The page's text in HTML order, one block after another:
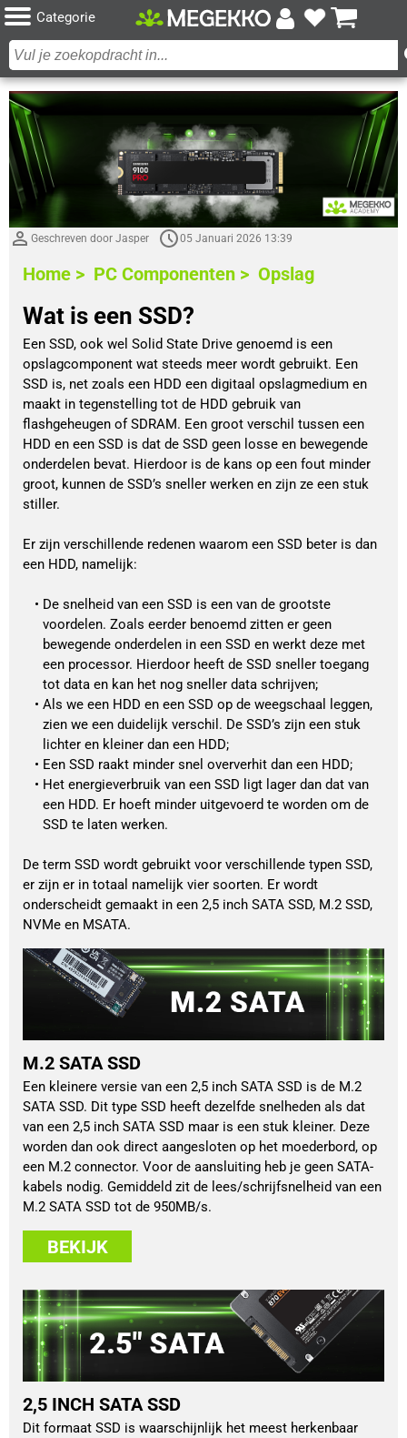
Categorie
Geschreven door Jasper 05 Januari 2026 13:39
Home > PC Componenten > Opslag
Wat is een SSD?
Een SSD, ook wel Solid State Drive genoemd is een
opslagcomponent wat steeds meer wordt gebruikt. Een
SSD is, net zoals een HDD een digitaal opslagmedium en
maakt in tegenstelling tot de HDD gebruik van
flashgeheugen of SDRAM. Een groot verschil tussen een
HDD en een SSD is dat de SSD geen losse en bewegende
onderdelen bevat. Hierdoor is de kans op een fout minder
groot, kunnen de SSD’s sneller werken en zijn ze een stuk
stiller.
Er zijn verschillende redenen waarom een SSD beter is dan
een HDD, namelijk:
De snelheid van een SSD is een van de grootste
voordelen. Zoals eerder benoemd zitten er geen
bewegende onderdelen in een SSD en werkt deze met
een processor. Hierdoor heeft de SSD sneller toegang
tot data en kan het nog sneller data schrijven;
Als we een HDD en een SSD op de weegschaal leggen,
zien we een duidelijk verschil. De SSD’s zijn een stuk
lichter en kleiner dan een HDD;
Een SSD raakt minder snel oververhit dan een HDD;
Het energieverbruik van een SSD ligt lager dan dat van
een HDD. Er hoeft minder uitgevoerd te worden om de
SSD te laten werken.
De term SSD wordt gebruikt voor verschillende typen SSD,
er zijn er in totaal namelijk vier soorten. Er wordt
onderscheidt gemaakt in een 2,5 inch SATA SSD, M.2 SSD,
NVMe en MSATA.
2,5 INCH SATA SSD
Dit formaat SSD is waarschijnlijk het meest herkenbaar
M.2 SATA SSD
Een kleinere versie van een 2,5 inch SATA SSD is de M.2
SATA SSD. Dit type SSD heeft dezelfde snelheden als dat
van een 2,5 inch SATA SSD maar is een stuk kleiner. Deze
worden dan ook direct aangesloten op het moederbord, op
een M.2 connector. Voor de aansluiting heb je geen SATA-
kabels nodig. Gemiddeld zit de lees/schrijfsnelheid van een
M.2 SATA SSD tot de 950MB/s.
BEKIJK